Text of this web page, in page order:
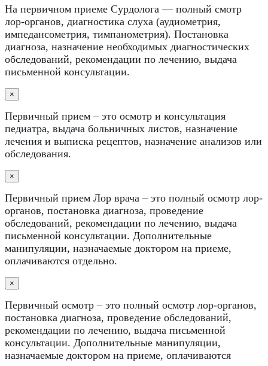
На первичном приеме Сурдолога — полный смотр
лор-органов, диагностика слуха (аудиометрия,
импедансометрия, тимпанометрия). Постановка
диагноза, назначение необходимых диагностических
обследований, рекомендации по лечению, выдача
письменной консультации.
×
Первичный прием – это осмотр и консультация
педиатра, выдача больничных листов, назначение
лечения и выписка рецептов, назначение анализов или
обследования.
×
Первичный прием Лор врача – это полный осмотр лор-
органов, постановка диагноза, проведение
обследований, рекомендации по лечению, выдача
письменной консультации. Дополнительные
манипуляции, назначаемые доктором на приеме,
оплачиваются отдельно.
×
Первичный осмотр – это полный осмотр лор-органов,
постановка диагноза, проведение обследований,
рекомендации по лечению, выдача письменной
консультации. Дополнительные манипуляции,
назначаемые доктором на приеме, оплачиваются